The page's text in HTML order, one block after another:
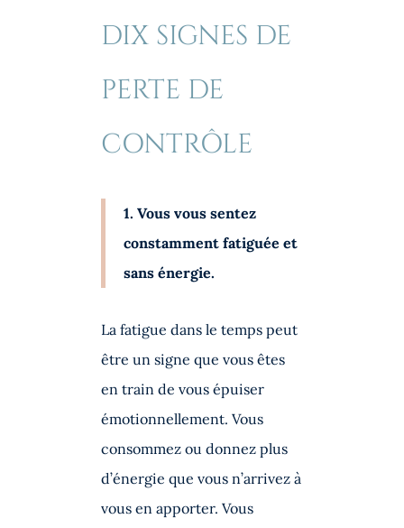
DIX SIGNES DE
PERTE DE
CONTRÔLE
1. Vous vous sentez
constamment fatiguée et
sans énergie.
La fatigue dans le temps peut
être un signe que vous êtes
en train de vous épuiser
émotionnellement. Vous
consommez ou donnez plus
d’énergie que vous n’arrivez à
vous en apporter. Vous